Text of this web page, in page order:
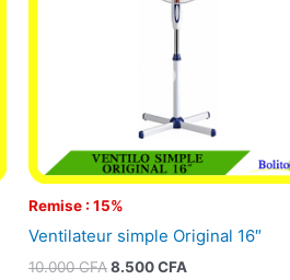
Remise : 15%
Ventilateur simple Original 16″
10.000CFA8.500CFA